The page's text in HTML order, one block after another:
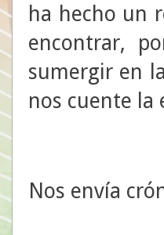
ha hecho un
encontrar,
sumergir en
nos cuente la
Nos envía